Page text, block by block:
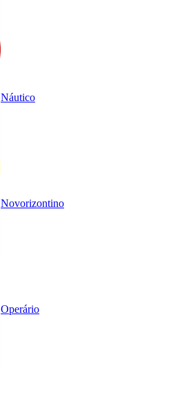
Náutico
Novorizontino
Operário